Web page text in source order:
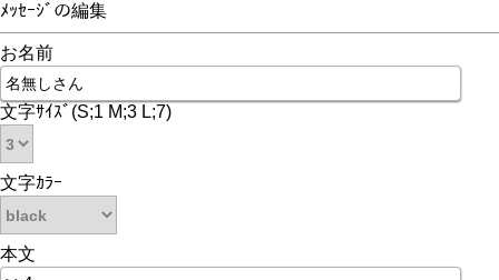
ﾒｯｾｰｼﾞの編集
お名前
文字ｻｲｽﾞ(S;1 M;3 L;7)
文字ｶﾗｰ
本文